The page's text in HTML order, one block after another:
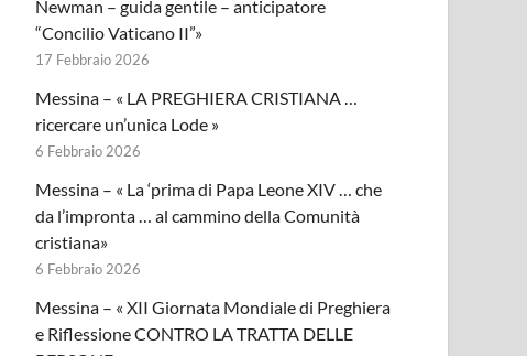
Newman – guida gentile – anticipatore
“Concilio Vaticano II”»
17 Febbraio 2026
Messina – « LA PREGHIERA CRISTIANA …
ricercare un’unica Lode »
6 Febbraio 2026
Messina – « La ‘prima di Papa Leone XIV … che
da l’impronta … al cammino della Comunità
cristiana»
6 Febbraio 2026
Messina – « XII Giornata Mondiale di Preghiera
e Riflessione CONTRO LA TRATTA DELLE